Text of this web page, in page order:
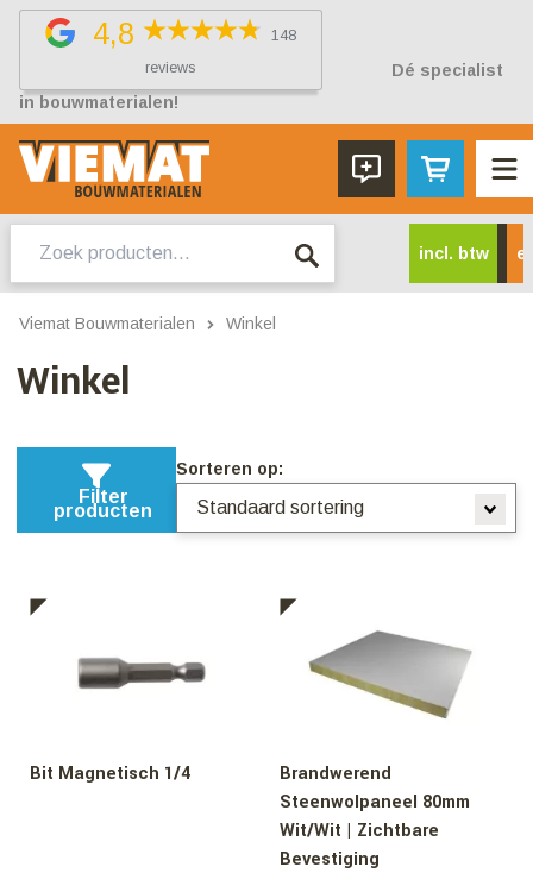
4,8
148
reviews
Dé specialist
in bouwmaterialen!
naar:
incl. btw
Viemat Bouwmaterialen Winkel
Winkel
Filter
producten
Sorteren op:
Bit Magnetisch 1/4
Brandwerend
Steenwolpaneel 80mm
Wit/Wit | Zichtbare
Bevestiging